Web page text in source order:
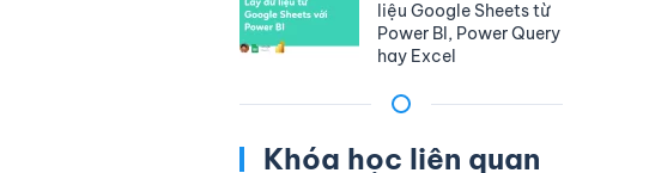
liệu Google Sheets từ
Power BI, Power Query
hay Excel
Khóa học liên quan